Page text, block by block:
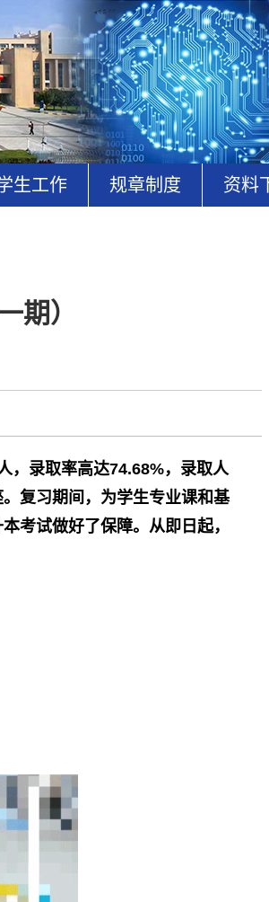
生工作 规章制度 资料
期）
，录取率高达74.68%，录取人
复习期间，为学生专业课和基
考试做好了保障。从即日起，